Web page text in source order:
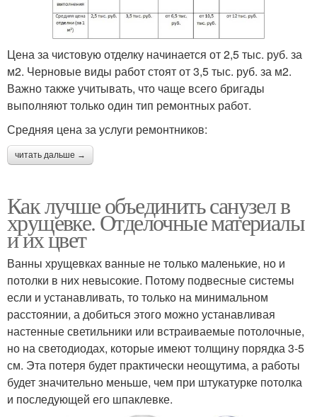
Цена за чистовую отделку начинается от 2,5 тыс. руб. за
м2. Черновые виды работ стоят от 3,5 тыс. руб. за м2.
Важно также учитывать, что чаще всего бригады
выполняют только один тип ремонтных работ.
Средняя цена за услуги ремонтников:
читать дальше →
Как лучше объединить санузел в
хрущевке. Отделочные материалы
и их цвет
Ванны хрущевках ванные не только маленькие, но и
потолки в них невысокие. Потому подвесные системы
если и устанавливать, то только на минимальном
расстоянии, а добиться этого можно устанавливая
настенные светильники или встраиваемые потолочные,
но на светодиодах, которые имеют толщину порядка 3-5
см. Эта потеря будет практически неощутима, а работы
будет значительно меньше, чем при штукатурке потолка
и последующей его шпаклевке.